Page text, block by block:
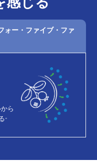
ォー・ファイブ・ファ
ら
。